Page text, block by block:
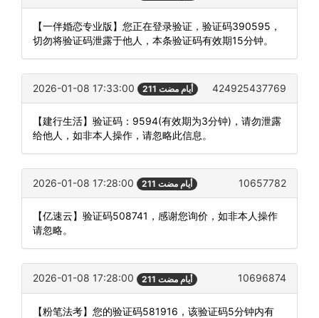
【一伴婚恋专业版】您正在登录验证，验证码390595，
切勿将验证码泄露于他人，本条验证码有效期15分钟。
2026-01-08 17:33:00 211 أيام مضت 424925437769
【建行生活】验证码：9594(有效期为3分钟)，请勿泄露
给他人，如非本人操作，请忽略此信息。
2026-01-08 17:28:00 211 أيام مضت 10657782
【亿速云】验证码508741，感谢您询价，如非本人操作
请忽略。
2026-01-08 17:28:00 211 أيام مضت 10696874
【粉笔法考】您的验证码581916，该验证码5分钟内有